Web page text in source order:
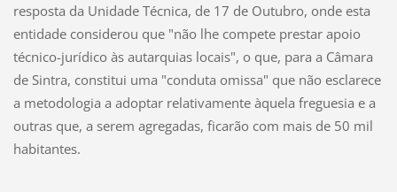
resposta da Unidade Técnica, de 17 de Outubro, onde esta
entidade considerou que "não lhe compete prestar apoio
técnico-jurídico às autarquias locais", o que, para a Câmara
de Sintra, constitui uma "conduta omissa" que não esclarece
a metodologia a adoptar relativamente àquela freguesia e a
outras que, a serem agregadas, ficarão com mais de 50 mil
habitantes.